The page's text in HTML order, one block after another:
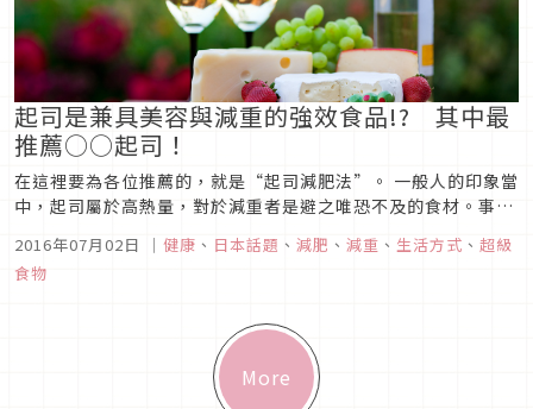
起司是兼具美容與減重的強效食品!? 其中最
推薦○○起司！
在這裡要為各位推薦的，就是“起司減肥法”。 一般人的印象當
中，起司屬於高熱量，對於減重者是避之唯恐不及的食材。事實
肥胖的最快管道。 但是，事實上並非如此。披薩之所以熱量如此
之高，是因為麵餅皮的熱量，再加上美乃滋、番茄醬、以及餅皮
2016年07月02日 ｜ 健康 、 日本話題 、 減肥 、 減重 、 生活方式 、 超級
食物
More